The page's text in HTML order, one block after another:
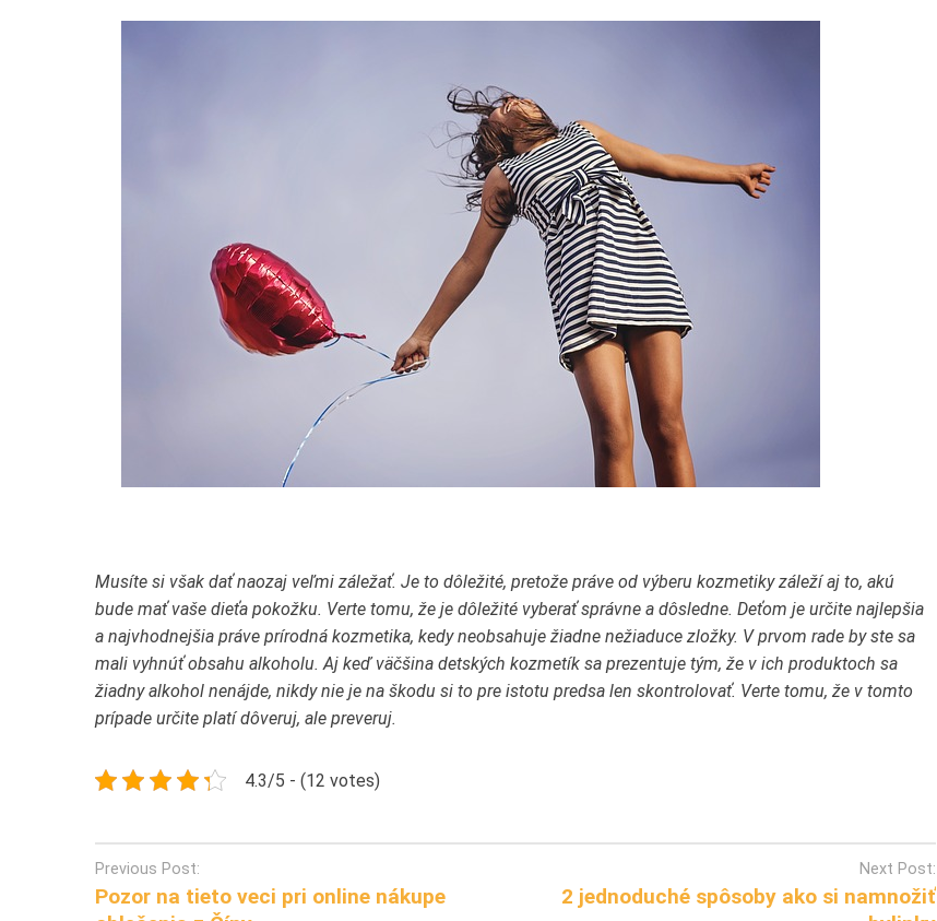
Musíte si však dať naozaj veľmi záležať. Je to dôležité, pretože práve od výberu kozmetiky záleží aj to, akú
bude mať vaše dieťa pokožku. Verte tomu, že je dôležité vyberať správne a dôsledne. Deťom je určite najlepšia
a najvhodnejšia práve prírodná kozmetika, kedy neobsahuje žiadne nežiaduce zložky. V prvom rade by ste sa
mali vyhnúť obsahu alkoholu. Aj keď väčšina detských kozmetík sa prezentuje tým, že v ich produktoch sa
žiadny alkohol nenájde, nikdy nie je na škodu si to pre istotu predsa len skontrolovať. Verte tomu, že v tomto
prípade určite platí dôveruj, ale preveruj.
4.3/5 - (12 votes)
Post
navigation
Previous Post:
Pozor na tieto veci pri online nákupe
Next Post:
2 jednoduché spôsoby ako si namnožiť